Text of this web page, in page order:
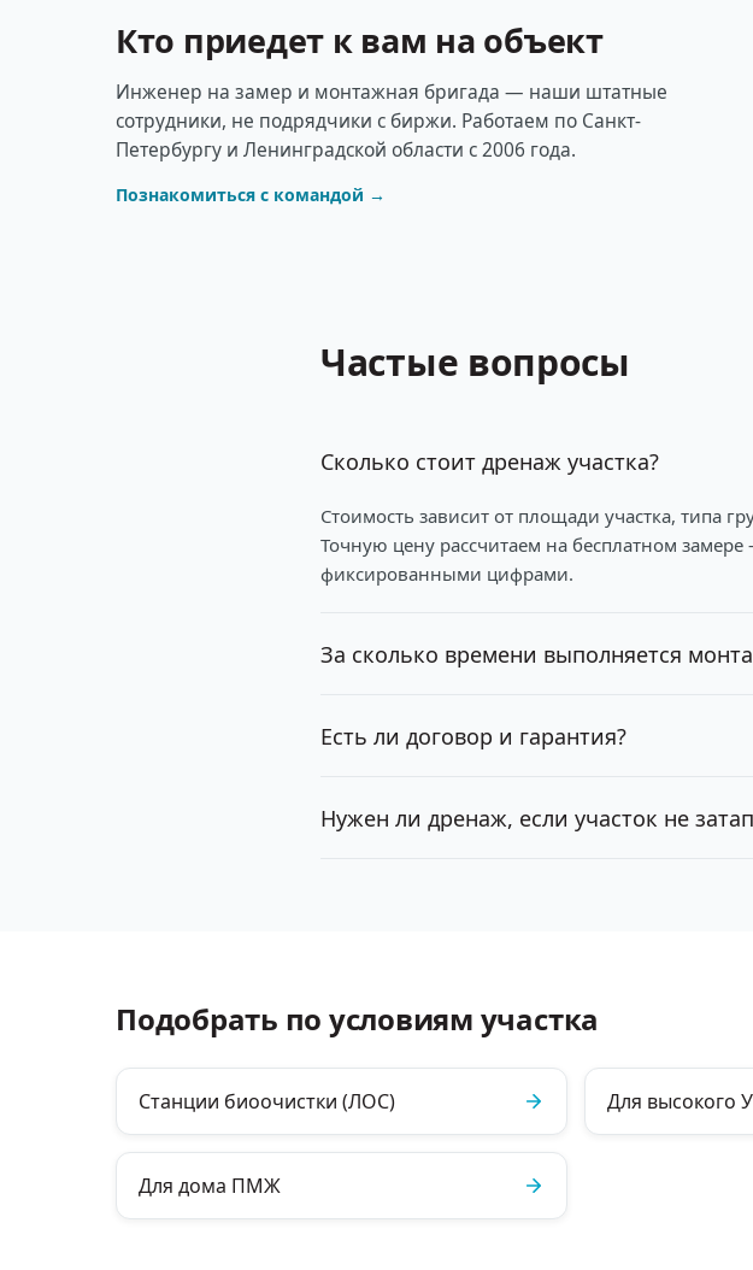
Кто приедет к вам на объект
Инженер на замер и монтажная бригада — наши штатные
сотрудники, не подрядчики с биржи. Работаем по Санкт-
Петербургу и Ленинградской области с 2006 года.
Познакомиться с командой →
Частые вопросы
Сколько стоит дренаж участка?
Стоимость зависит от площади участка, типа
Точную цену рассчитаем на бесплатном
фиксированными цифрами.
За сколько времени выполняется
Есть ли договор и гарантия?
Нужен ли дренаж, если участок не
Подобрать по условиям участка
Станции биоочистки (ЛОС) Для высокого
Для дома ПМЖ